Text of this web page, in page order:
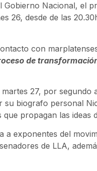
Gobierno Nacional, el
26, desde de las
con
de
27, por segundo
su biografo personal
propagan las ideas
a exponentes del
de LLA,